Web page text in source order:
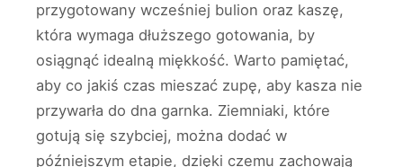
przygotowany wcześniej bulion oraz kaszę,
która wymaga dłuższego gotowania, by
osiągnąć idealną miękkość. Warto pamiętać,
aby co jakiś czas mieszać zupę, aby kasza nie
przywarła do dna garnka. Ziemniaki, które
gotują się szybciej, można dodać w
późniejszym etapie, dzięki czemu zachowają